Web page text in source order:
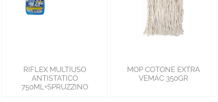
RIFLEX MULTIUSO
ANTISTATICO
750ML+SPRUZZINO
MOP COTONE EXTRA
VEMAC 350GR